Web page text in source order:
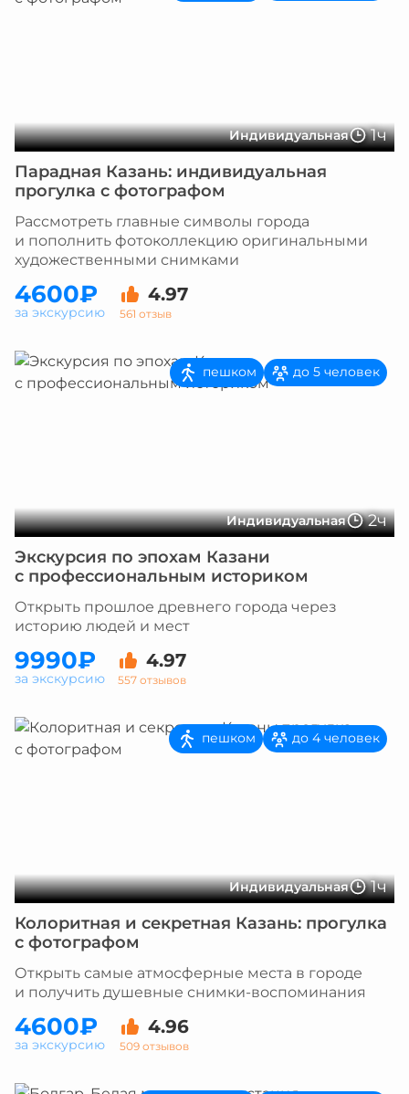
Индивидуальная
1ч
Парадная Казань: индивидуальная
прогулка с фотографом
Рассмотреть главные символы города
и пополнить фотоколлекцию оригинальными
художественными снимками
4600₽ 4.97
561 отзыв
за экскурсию
Индивидуальная 2ч
пешком до 5 человек
Экскурсия по эпохам Казани
с профессиональным историком
Открыть прошлое древнего города через
историю людей и мест
9990₽ 4.97
557 отзывов
за экскурсию
Индивидуальная 1ч
пешком до 4 человек
Колоритная и секретная Казань: прогулка
с фотографом
Открыть самые атмосферные места в городе
и получить душевные снимки-воспоминания
4600₽ 4.96
509 отзывов
за экскурсию